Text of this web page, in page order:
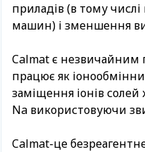
приладів (в тому
машин) і зменшення
Calmat є
працює як
заміщення іонів
Na використовуючи
Calmat-це